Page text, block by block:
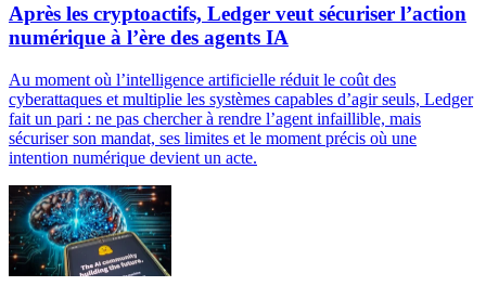
Après les cryptoactifs, Ledger veut sécuriser l’action
numérique à l’ère des agents IA
Au moment où l’intelligence artificielle réduit le coût des
cyberattaques et multiplie les systèmes capables d’agir seuls, Ledger
fait un pari : ne pas chercher à rendre l’agent infaillible, mais
sécuriser son mandat, ses limites et le moment précis où une
intention numérique devient un acte.